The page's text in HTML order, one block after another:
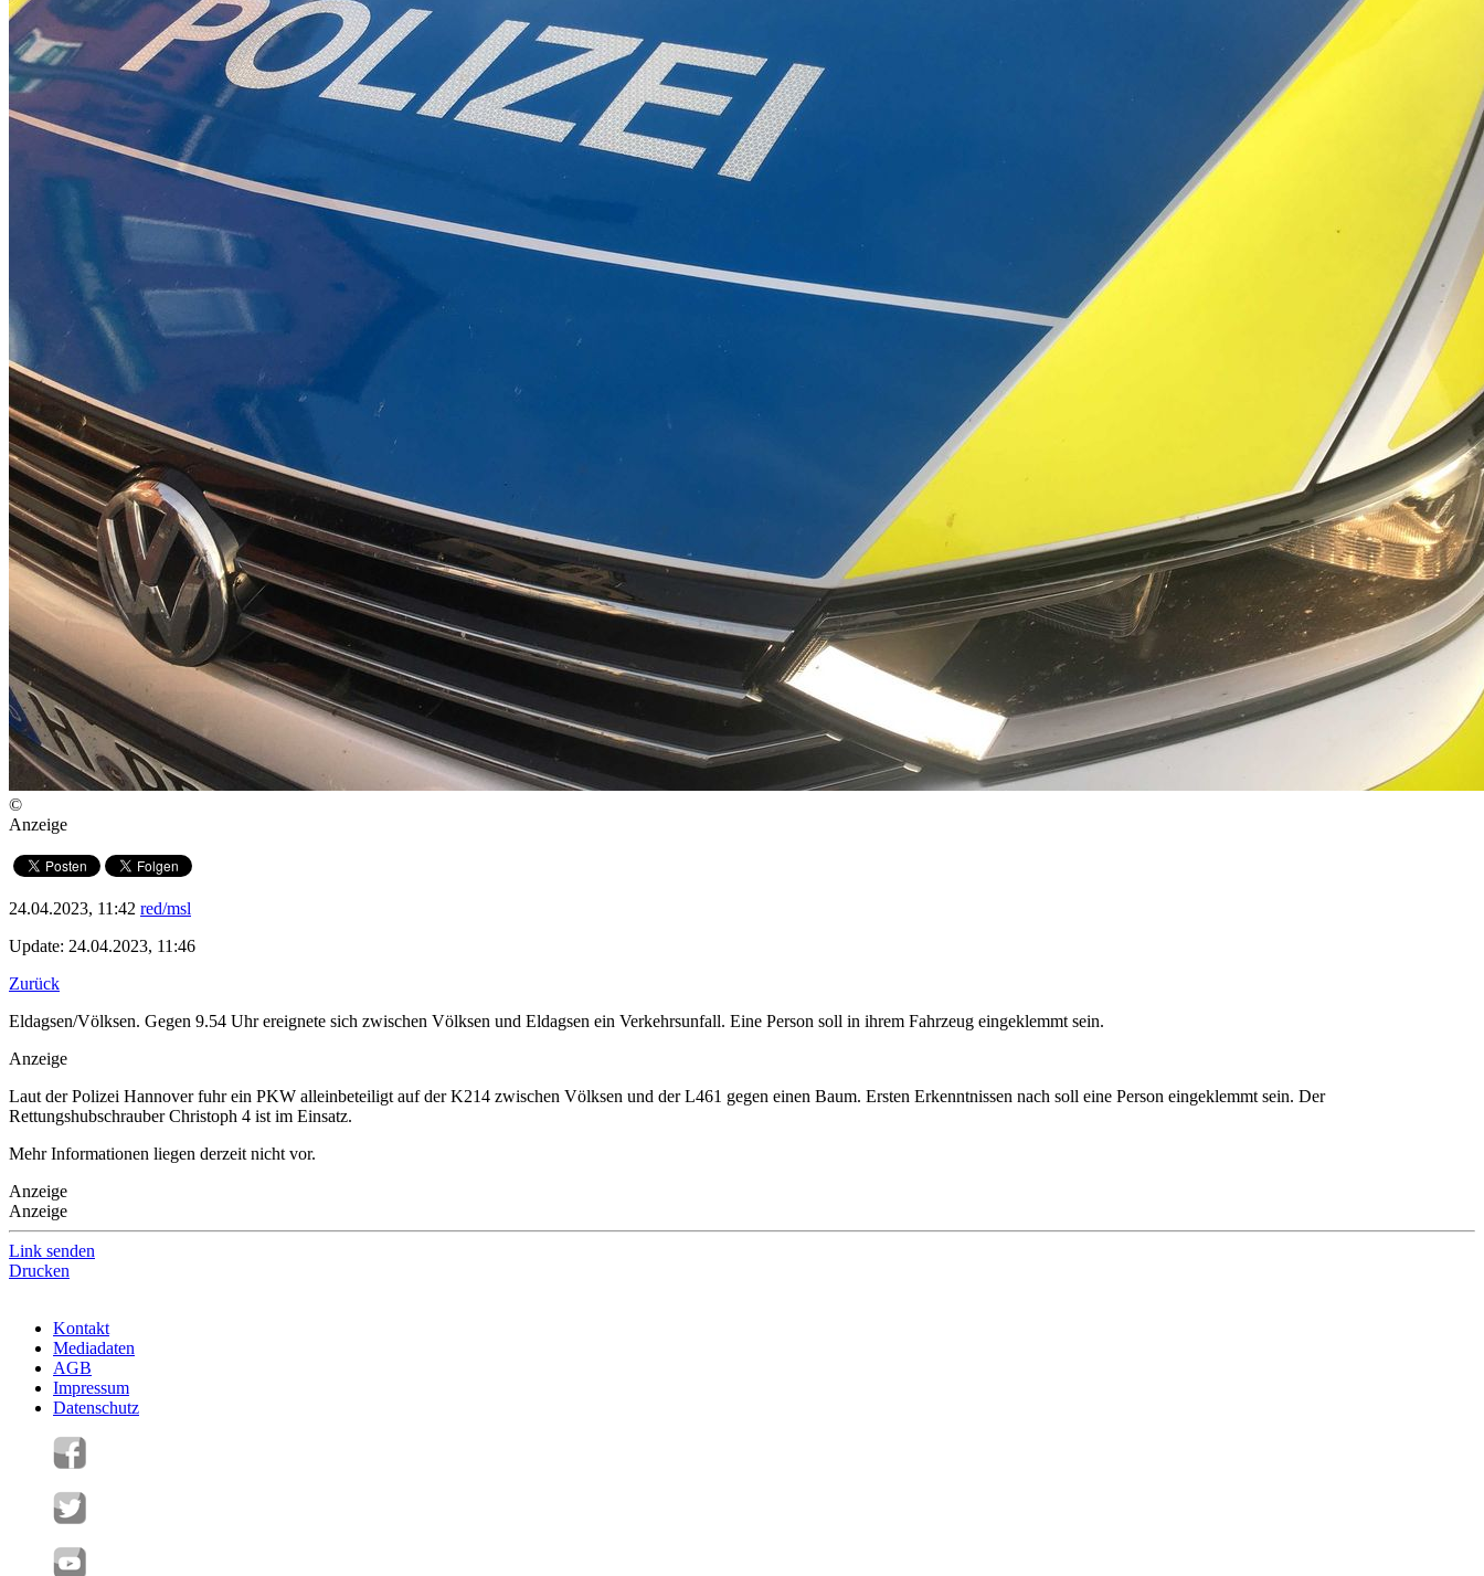
©
Anzeige
24.04.2023, 11:42 red/msl
Update: 24.04.2023, 11:46
Zurück
Eldagsen/Völksen. Gegen 9.54 Uhr ereignete sich zwischen Völksen und Eldagsen ein Verkehrsunfall. Eine Person soll in ihrem Fahrzeug eingeklemmt sein.
Anzeige
Laut der Polizei Hannover fuhr ein PKW alleinbeteiligt auf der K214 zwischen Völksen und der L461 gegen einen Baum. Ersten Erkenntnissen nach soll eine Person eingeklemmt sein. Der
Rettungshubschrauber Christoph 4 ist im Einsatz.
Mehr Informationen liegen derzeit nicht vor.
Anzeige
Anzeige
Link senden
Drucken
Kontakt
Mediadaten
AGB
Impressum
Datenschutz